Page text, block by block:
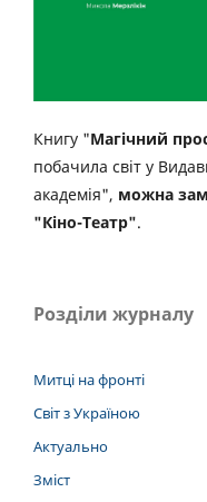
Книгу "Магічний
побачила світ у
академія", можна
"Кіно-Театр".
Розділи журналу
Митці на фронті
Світ з Україною
Актуально
Зміст